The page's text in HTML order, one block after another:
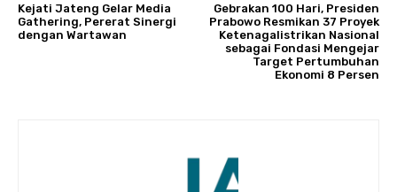
Kejati Jateng Gelar Media
Gathering, Pererat Sinergi
dengan Wartawan
Gebrakan 100 Hari, Presiden
Prabowo Resmikan 37 Proyek
Ketenagalistrikan Nasional
sebagai Fondasi Mengejar
Target Pertumbuhan
Ekonomi 8 Persen